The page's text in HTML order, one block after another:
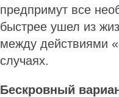
предпримут все
быстрее ушел из
между действиями
случаях.
Бескровный